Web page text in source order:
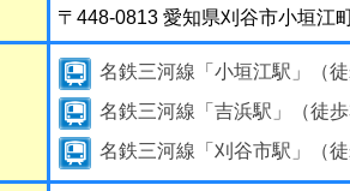
〒448-0813 愛知県刈谷市小垣江
名鉄三河線「小垣江駅」（徒
名鉄三河線「吉浜駅」（徒歩
名鉄三河線「刈谷市駅」（徒